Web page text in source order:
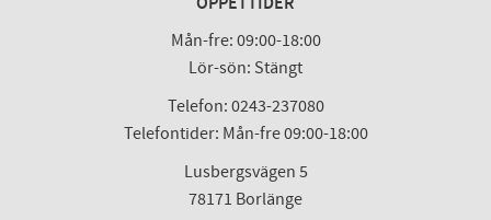
Mån-fre: 09:00-18:00
Lör-sön: Stängt
Telefon: 0243-237080
Telefontider: Mån-fre 09:00-18:00
Lusbergsvägen 5
78171 Borlänge